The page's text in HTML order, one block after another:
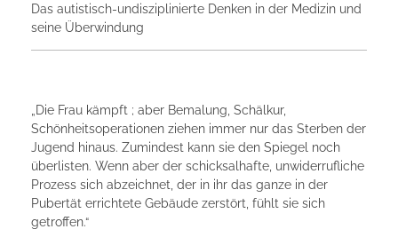
Das autistisch-undisziplinierte Denken in der Medizin und
seine Überwindung
„Die Frau kämpft ; aber Bemalung, Schälkur,
Schönheitsoperationen ziehen immer nur das Sterben der
Jugend hinaus. Zumindest kann sie den Spiegel noch
überlisten. Wenn aber der schicksalhafte, unwiderrufliche
Prozess sich abzeichnet, der in ihr das ganze in der
Pubertät errichtete Gebäude zerstört, fühlt sie sich
getroffen.“